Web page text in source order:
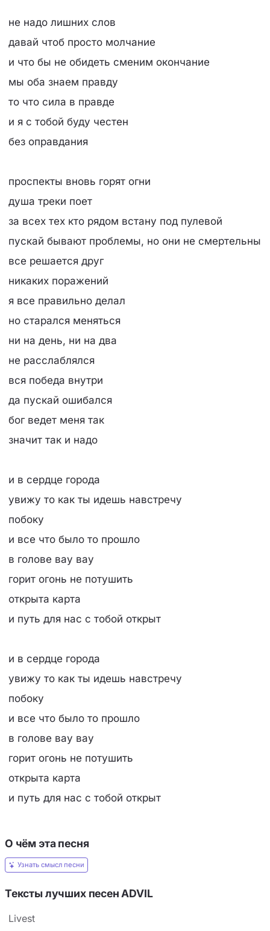
не надо лишних слов
давай чтоб просто молчание
и что бы не обидеть сменим окончание
мы оба знаем правду
то что сила в правде
и я с тобой буду честен
без оправдания
проспекты вновь горят огни
душа треки поет
за всех тех кто рядом встану под пулевой
пускай бывают проблемы, но они не смертельны
все решается друг
никаких поражений
я все правильно делал
но старался меняться
ни на день, ни на два
не расслаблялся
вся победа внутри
да пускай ошибался
бог ведет меня так
значит так и надо
и в сердце города
увижу то как ты идешь навстречу
побоку
и все что было то прошло
в голове вау вау
горит огонь не потушить
открыта карта
и путь для нас с тобой открыт
и в сердце города
увижу то как ты идешь навстречу
побоку
и все что было то прошло
в голове вау вау
горит огонь не потушить
открыта карта
и путь для нас с тобой открыт
О чём эта песня
Узнать смысл песни
Тексты лучших песен ADVIL
Livest